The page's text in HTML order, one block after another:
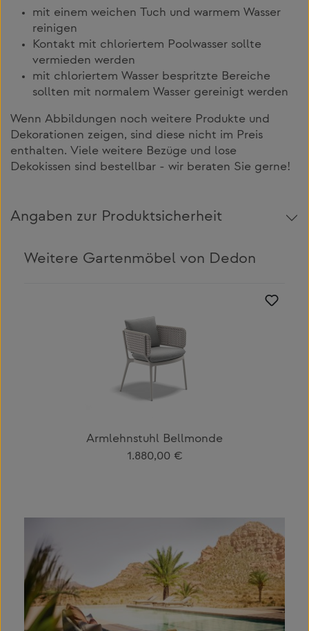
mit einem weichen Tuch und warmem Wasser
reinigen
Kontakt mit chloriertem Poolwasser sollte
vermieden werden
mit chloriertem Wasser bespritzte Bereiche
sollten mit normalem Wasser gereinigt werden
Wenn Abbildungen noch weitere Produkte und
Dekorationen zeigen, sind diese nicht im Preis
enthalten. Viele weitere Bezüge und lose
Dekokissen sind bestellbar - wir beraten Sie gerne!
Angaben zur Produktsicherheit
Weitere Gartenmöbel von Dedon
Armlehnstuhl Bellmonde
Regulärer Preis:
1.880,00 €